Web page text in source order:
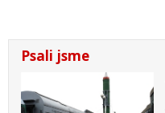
Psali jsme